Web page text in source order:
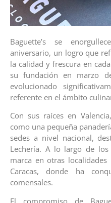
Baguette’s se
aniversario, un logro que
la calidad y frescura en
su fundación en marzo
evolucionado
referente en el ámbito
Con sus raíces en
como una pequeña
sedes a nivel nacional,
Lechería. A lo largo de
marca en otras
Caracas, donde ha
comensales.
El compromiso de